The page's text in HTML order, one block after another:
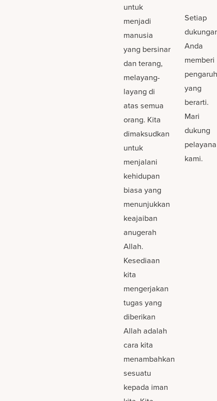
untuk
menjadi
manusia
yang bersinar
dan terang,
melayang-
layang di
atas semua
orang. Kita
dimaksudkan
untuk
menjalani
kehidupan
biasa yang
menunjukkan
keajaiban
anugerah
Allah.
Kesediaan
kita
mengerjakan
tugas yang
diberikan
Allah adalah
cara kita
menambahkan
sesuatu
kepada iman
Setiap
Anda
memberi
pengaruh
yang
berarti.
Mari
dukung
kami.